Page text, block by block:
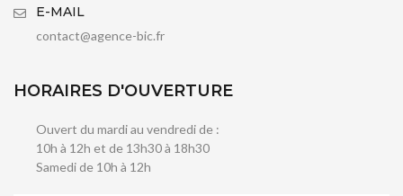
E-MAIL
contact@agence-bic.fr
HORAIRES D'OUVERTURE
Ouvert du mardi au vendredi de :
10h à 12h et de 13h30 à 18h30
Samedi de 10h à 12h